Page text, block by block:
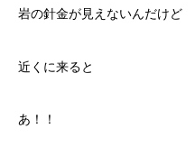
岩の針金が見えないんだけど
近くに来ると
あ！！